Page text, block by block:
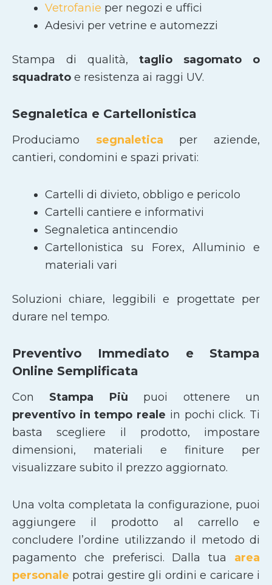
Vetrofanie per negozi e uffici
Adesivi per vetrine e automezzi
Stampa di qualità, taglio sagomato
o
squadrato e resistenza ai raggi UV.
Segnaletica e Cartellonistica
Produciamo segnaletica per aziende,
cantieri, condomini e spazi privati:
Cartelli di divieto, obbligo e pericolo
Cartelli cantiere e informativi
Segnaletica antincendio
Cartellonistica su Forex, Alluminio e
materiali vari
Soluzioni chiare, leggibili e progettate per
durare nel tempo.
Preventivo Immediato e Stampa
Online Semplificata
Con Stampa Più puoi ottenere un
preventivo in tempo reale in pochi click. Ti
basta scegliere il prodotto, impostare
dimensioni, materiali e finiture per
visualizzare subito il prezzo aggiornato.
Una volta completata la configurazione, puoi
aggiungere il prodotto al carrello e
concludere l’ordine utilizzando il metodo di
pagamento che preferisci. Dalla tua area
personale potrai gestire gli ordini e caricare i